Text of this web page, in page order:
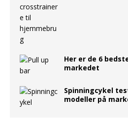
Her er de 6
markedet
Spinningcykel
modeller på